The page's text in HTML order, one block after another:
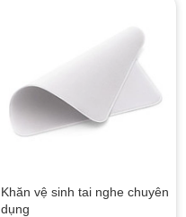
Khăn vệ sinh tai nghe chuyên
dụng